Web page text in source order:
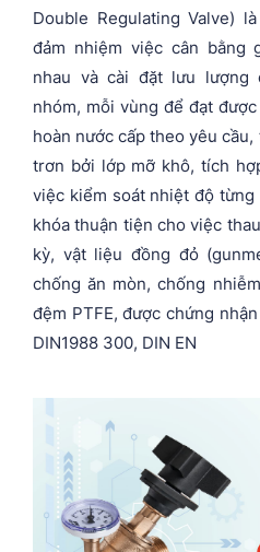
Double Regulating Valve)
đảm nhiệm việc cân bằng
nhau và cài đặt lưu lượng
nhóm, mỗi vùng để đạt
hoàn nước cấp theo yêu
trơn bởi lớp mỡ khô, tích
việc kiểm soát nhiệt độ
khóa thuận tiện cho việc
kỳ, vật liệu đồng đỏ
chống ăn mòn, chống
đệm PTFE, được chứng
DIN1988 300, DIN EN